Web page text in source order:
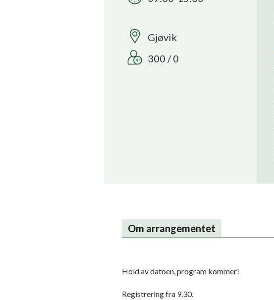
Gjøvik
300 / 0
Om arrangementet
Hold av datoen, program kommer!
Registrering fra 9.30.